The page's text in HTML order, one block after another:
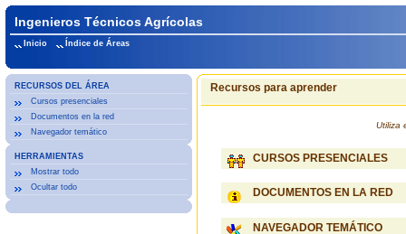
Ingenieros Técnicos Agrícolas
Inicio Índice de Áreas
RECURSOS DEL ÁREA
Cursos presenciales
Documentos en la red
Navegador temático
HERRAMIENTAS
Mostrar todo
Ocultar todo
Recursos para aprender
Utiliza
CURSOS PRESENCIALES
DOCUMENTOS EN LA RED
NAVEGADOR TEMÁTICO